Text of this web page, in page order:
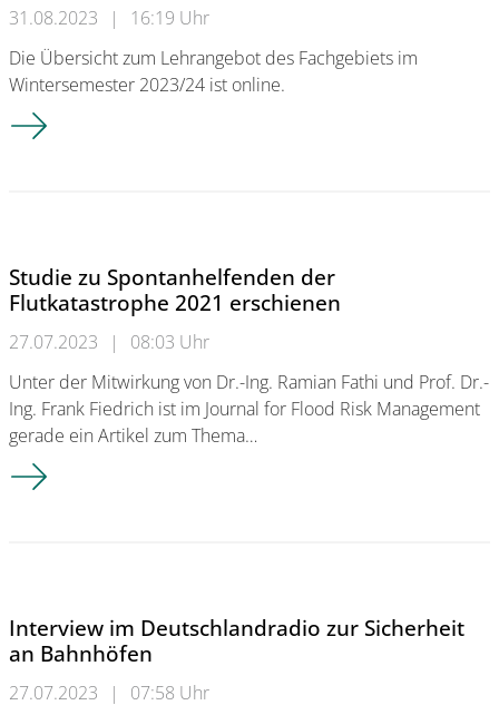
31.08.2023 |
16:19 Uhr
Die Übersicht zum Lehrangebot des Fachgebiets im
Wintersemester 2023/24 ist online.
Informationen zur Lehre im Wintersemester 2023/24
Studie zu Spontanhelfenden der
Flutkatastrophe 2021 erschienen
27.07.2023 |
08:03 Uhr
Unter der Mitwirkung von Dr.-Ing. Ramian Fathi und Prof. Dr.-
Ing. Frank Fiedrich ist im Journal for Flood Risk Management
gerade ein Artikel zum Thema…
Studie zu Spontanhelfenden der Flutkatastrophe 2021
Interview im Deutschlandradio zur Sicherheit
an Bahnhöfen
27.07.2023 |
07:58 Uhr